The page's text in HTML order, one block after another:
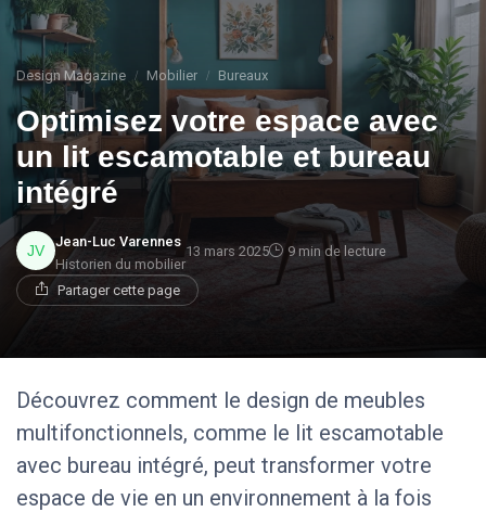
Design Magazine Mobilier Bureaux
Optimisez votre espace avec
un lit escamotable et bureau
intégré
Jean-Luc Varennes
Historien du mobilier
13 mars 2025 9 min de lecture
Partager cette page
Découvrez comment le design de meubles
multifonctionnels, comme le lit escamotable
avec bureau intégré, peut transformer votre
espace de vie en un environnement à la fois